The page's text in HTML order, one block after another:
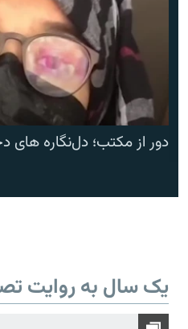
دور از مکتب؛ دل‌نگاره های
یک سال به روایت